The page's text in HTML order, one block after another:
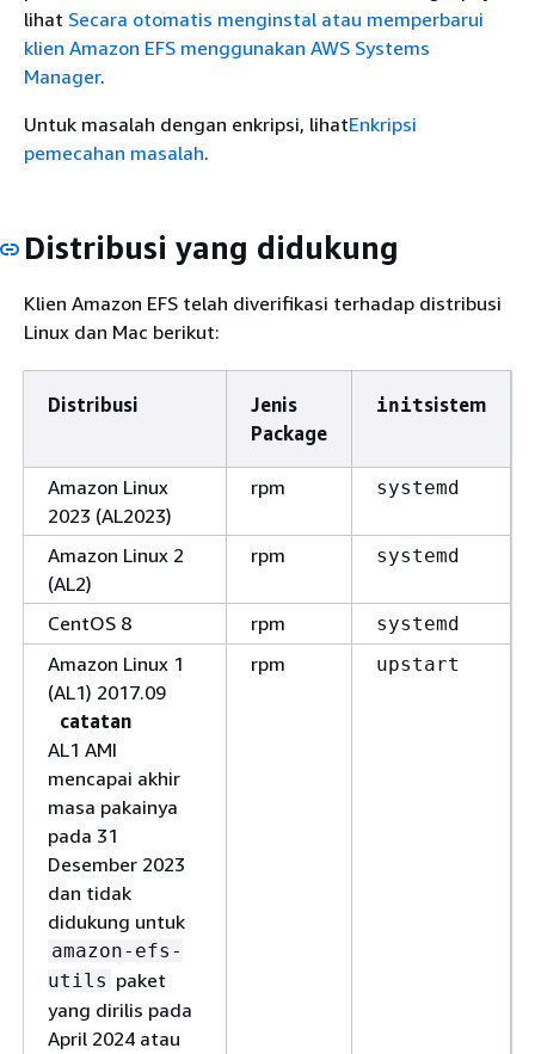
lihat Secara otomatis menginstal atau memperbarui
klien Amazon EFS menggunakan AWS Systems
Manager.
Untuk masalah dengan enkripsi, lihatEnkripsi
pemecahan masalah.
Distribusi yang didukung
Klien Amazon EFS telah diverifikasi terhadap distribusi
Linux dan Mac berikut:
Distribusi
Jenis
Package
initsistem
Amazon Linux
2023 (AL2023)
rpm systemd
Amazon Linux 2
(AL2)
rpm systemd
CentOS 8 rpm systemd
Amazon Linux 1
(AL1) 2017.09
catatan
AL1 AMI
mencapai akhir
masa pakainya
pada 31
Desember 2023
dan tidak
didukung untuk
amazon-efs-
utils paket
yang dirilis pada
April 2024 atau
rpm upstart